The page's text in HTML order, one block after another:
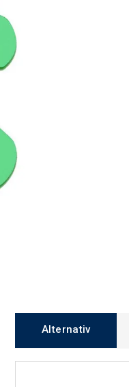
Alternativ